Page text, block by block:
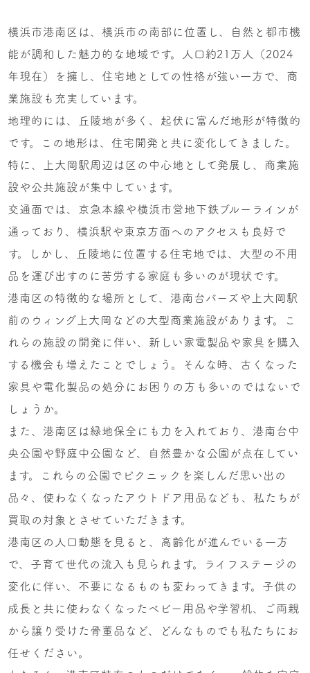
横浜市港南区は、横浜市の南部に位置し、自然と都市機
能が調和した魅力的な地域です。人口約21万人（2024
年現在）を擁し、住宅地としての性格が強い一方で、商
業施設も充実しています。
地理的には、丘陵地が多く、起伏に富んだ地形が特徴的
です。この地形は、住宅開発と共に変化してきました。
特に、上大岡駅周辺は区の中心地として発展し、商業施
設や公共施設が集中しています。
交通面では、京急本線や横浜市営地下鉄ブルーラインが
通っており、横浜駅や東京方面へのアクセスも良好で
す。しかし、丘陵地に位置する住宅地では、大型の不用
品を運び出すのに苦労する家庭も多いのが現状です。
港南区の特徴的な場所として、港南台バーズや上大岡駅
前のウィング上大岡などの大型商業施設があります。こ
れらの施設の開発に伴い、新しい家電製品や家具を購入
する機会も増えたことでしょう。そんな時、古くなった
家具や電化製品の処分にお困りの方も多いのではないで
しょうか。
また、港南区は緑地保全にも力を入れており、港南台中
央公園や野庭中公園など、自然豊かな公園が点在してい
ます。これらの公園でピクニックを楽しんだ思い出の
品々、使わなくなったアウトドア用品なども、私たちが
買取の対象とさせていただきます。
港南区の人口動態を見ると、高齢化が進んでいる一方
で、子育て世代の流入も見られます。ライフステージの
変化に伴い、不要になるものも変わってきます。子供の
成長と共に使わなくなったベビー用品や学習机、ご両親
から譲り受けた骨董品など、どんなものでも私たちにお
任せください。